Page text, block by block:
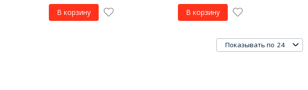
В корзину В корзину
Показывать по 24